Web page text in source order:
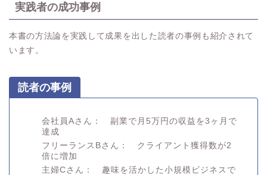
実践者の成功事例
本書の方法論を実践して成果を出した読者の事例も紹介されて
います。
読者の事例
会社員Aさん： 副業で月5万円の収益を3ヶ月で
達成
フリーランスBさん： クライアント獲得数が2
倍に増加
主婦Cさん： 趣味を活かした小規模ビジネスで